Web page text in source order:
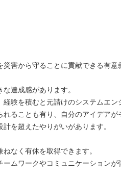
害から守ることに貢献できる有意
達成感があります。
験を積むと元請けのシステムエン
ることも有り、自分のアイデアが
を超えたやりがいがあります。
なく有休を取得できます。
ムワークやコミュニケーションが